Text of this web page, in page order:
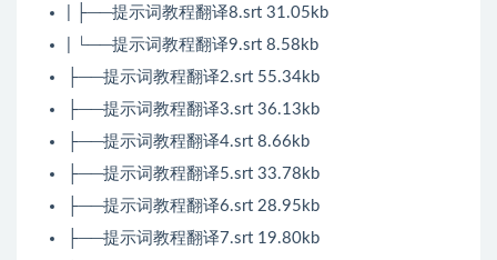
| ├──提示词教程翻译8.srt 31.05kb
| └──提示词教程翻译9.srt 8.58kb
├──提示词教程翻译2.srt 55.34kb
├──提示词教程翻译3.srt 36.13kb
├──提示词教程翻译4.srt 8.66kb
├──提示词教程翻译5.srt 33.78kb
├──提示词教程翻译6.srt 28.95kb
├──提示词教程翻译7.srt 19.80kb